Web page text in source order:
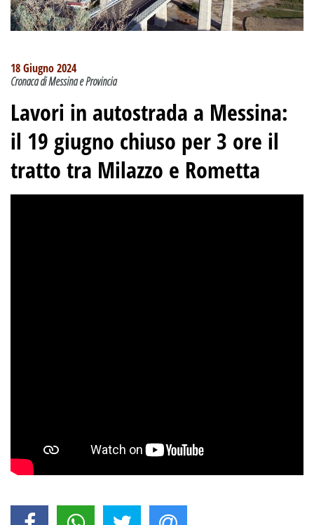
18 Giugno 2024
Cronaca di Messina e Provincia
Lavori in autostrada a Messina:
il 19 giugno chiuso per 3 ore il
tratto tra Milazzo e Rometta